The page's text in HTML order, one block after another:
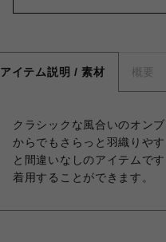
アイテム説明 / 素材 概要
クラシックな風合いのオン
からでもさらっと羽織りや
と間違いなしのアイテムで
着用することができます。